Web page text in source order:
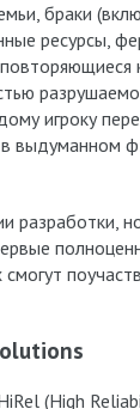
браки
ресурсы,
игроку
выдуманном
разработки,
(High